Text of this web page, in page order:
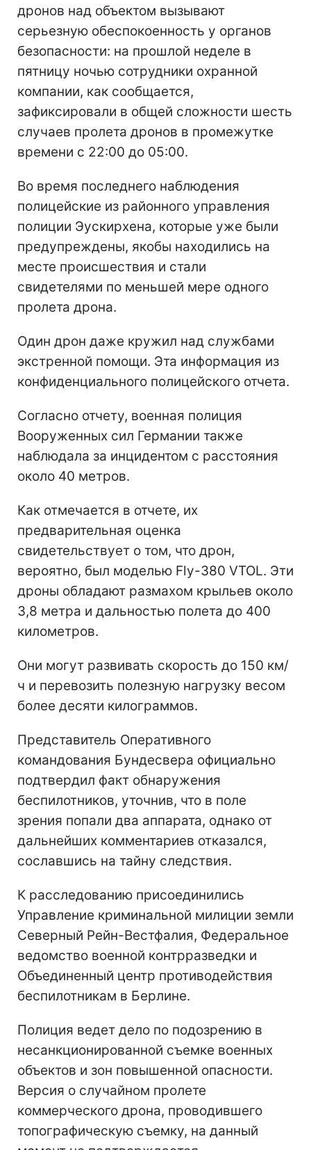
дронов над объектом вызывают
серьезную обеспокоенность у органов
безопасности: на прошлой неделе в
пятницу ночью сотрудники охранной
компании, как сообщается,
зафиксировали в общей сложности шесть
случаев пролета дронов в промежутке
времени с 22:00 до 05:00.
Во время последнего наблюдения
полицейские из районного управления
полиции Эускирхена, которые уже были
предупреждены, якобы находились на
месте происшествия и стали
свидетелями по меньшей мере одного
пролета дрона.
Один дрон даже кружил над службами
экстренной помощи. Эта информация из
конфиденциального полицейского отчета.
Согласно отчету, военная полиция
Вооруженных сил Германии также
наблюдала за инцидентом с расстояния
около 40 метров.
Как отмечается в отчете, их
предварительная оценка
свидетельствует о том, что дрон,
вероятно, был моделью Fly-380 VTOL. Эти
дроны обладают размахом крыльев около
3,8 метра и дальностью полета до 400
километров.
Они могут развивать скорость до 150 км/
ч и перевозить полезную нагрузку весом
более десяти килограммов.
Представитель Оперативного
командования Бундесвера официально
подтвердил факт обнаружения
беспилотников, уточнив, что в поле
зрения попали два аппарата, однако от
дальнейших комментариев отказался,
сославшись на тайну следствия.
К расследованию присоединились
Управление криминальной милиции земли
Северный Рейн-Вестфалия, Федеральное
ведомство военной контрразведки и
Объединенный центр противодействия
беспилотникам в Берлине.
Полиция ведет дело по подозрению в
несанкционированной съемке военных
объектов и зон повышенной опасности.
Версия о случайном пролете
коммерческого дрона, проводившего
топографическую съемку, на данный